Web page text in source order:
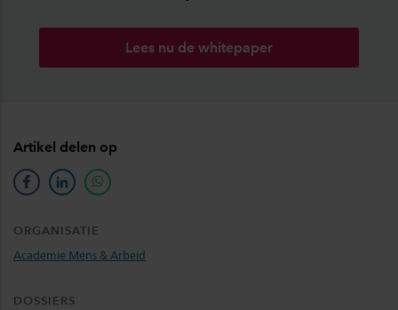
Lees nu de whitepaper
Artikel delen op
facebooklinkedinwhatsapp
ORGANISATIE
Academie Mens & Arbeid
DOSSIERS